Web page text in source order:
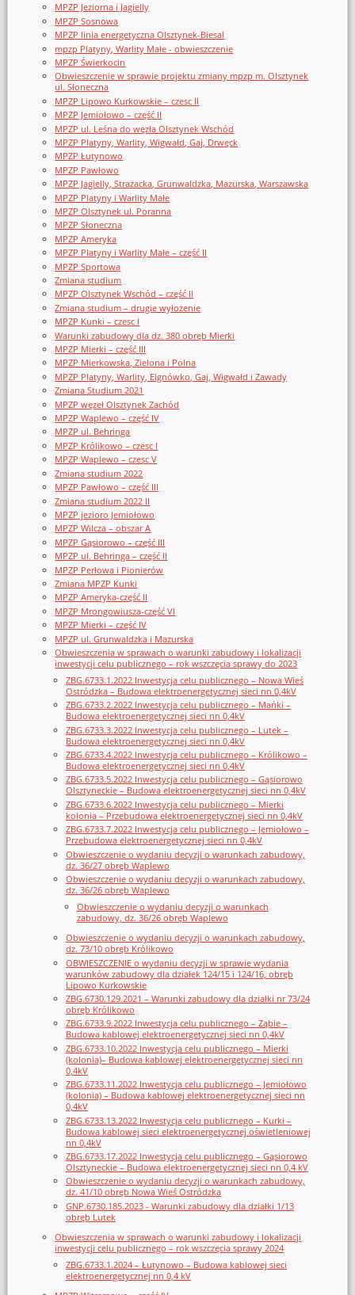
MPZP Jeziorna i Jagielly
MPZP Sosnowa
MPZP linia energetyczna Olsztynek-Biesal
mpzp Platyny, Warlity Małe - obwieszczenie
MPZP Świerkocin
Obwieszczenie w sprawie projektu zmiany mpzp m. Olsztynek
ul. Słoneczna
MPZP Lipowo Kurkowskie – czesc II
MPZP Jemiołowo – część II
MPZP ul. Leśna do węzła Olsztynek Wschód
MPZP Platyny, Warlity, Wigwałd, Gaj, Drwęck
MPZP Łutynowo
MPZP Pawłowo
MPZP Jagielly, Strazacka, Grunwaldzka, Mazurska, Warszawska
MPZP Platyny i Warlity Małe
MPZP Olsztynek ul. Poranna
MPZP Słoneczna
MPZP Ameryka
MPZP Platyny i Warlity Małe – część II
MPZP Sportowa
Zmiana studium
MPZP Olsztynek Wschód – część II
Zmiana studium – drugie wyłożenie
MPZP Kunki – czesc I
Warunki zabudowy dla dz. 380 obręb Mierki
MPZP Mierki – część III
MPZP Mierkowska, Zielona i Polna
MPZP Platyny, Warlity, Elgnówko, Gaj, Wigwałd i Zawady
Zmiana Studium 2021
MPZP węzeł Olsztynek Zachód
MPZP Waplewo – część IV
MPZP ul. Behringa
MPZP Królikowo – czesc I
MPZP Waplewo – czesc V
Zmiana studium 2022
MPZP Pawłowo – część III
Zmiana studium 2022 II
MPZP jezioro Jemiołowo
MPZP Wilcza – obszar A
MPZP Gąsiorowo – część III
MPZP ul. Behringa – część II
MPZP Perłowa i Pionierów
Zmiana MPZP Kunki
MPZP Ameryka-część II
MPZP Mrongowiusza-część VI
MPZP Mierki – część IV
MPZP ul. Grunwaldzka i Mazurska
Obwieszczenia w sprawach o warunki zabudowy i lokalizacji
inwestycji celu publicznego – rok wszczęcia sprawy do 2023
ZBG.6733.1.2022 Inwestycja celu publicznego – Nowa Wieś
Ostródzka – Budowa elektroenergetycznej sieci nn 0,4kV
ZBG.6733.2.2022 Inwestycja celu publicznego – Mańki –
Budowa elektroenergetycznej sieci nn 0,4kV
ZBG.6733.3.2022 Inwestycja celu publicznego – Lutek –
Budowa elektroenergetycznej sieci nn 0,4kV
ZBG.6733.4.2022 Inwestycja celu publicznego – Królikowo –
Budowa elektroenergetycznej sieci nn 0,4kV
ZBG.6733.5.2022 Inwestycja celu publicznego – Gąsiorowo
Olsztyneckie – Budowa elektroenergetycznej sieci nn 0,4kV
ZBG.6733.6.2022 Inwestycja celu publicznego – Mierki
kolonia – Przebudowa elektroenergetycznej sieci nn 0,4kV
ZBG.6733.7.2022 Inwestycja celu publicznego – Jemiołowo –
Przebudowa elektroenergetycznej sieci nn 0,4kV
Obwieszczenie o wydaniu decyzji o warunkach zabudowy,
dz. 36/27 obręb Waplewo
Obwieszczenie o wydaniu decyzji o warunkach zabudowy,
dz. 36/26 obręb Waplewo
Obwieszczenie o wydaniu decyzji o warunkach
zabudowy, dz. 36/26 obręb Waplewo
Obwieszczenie o wydaniu decyzji o warunkach zabudowy,
dz. 73/10 obręb Królikowo
OBWIESZCZENIE o wydaniu decyzji w sprawie wydania
warunków zabudowy dla działek 124/15 i 124/16, obręb
Lipowo Kurkowskie
ZBG.6730.129.2021 – Warunki zabudowy dla działki nr 73/24
obręb Królikowo
ZBG.6733.9.2022 Inwestycja celu publicznego – Ząbie –
Budowa kablowej elektroenergetycznej sieci nn 0,4kV
ZBG.6733.10.2022 Inwestycja celu publicznego – Mierki
(kolonia)– Budowa kablowej elektroenergetycznej sieci nn
0,4kV
ZBG.6733.11.2022 Inwestycja celu publicznego – Jemiołowo
(kolonia) – Budowa kablowej elektroenergetycznej sieci nn
0,4kV
ZBG.6733.13.2022 Inwestycja celu publicznego – Kurki –
Budowa kablowej sieci elektroenergetycznej oświetleniowej
nn 0,4kV
ZBG.6733.17.2022 Inwestycja celu publicznego – Gąsiorowo
Olsztyneckie – Budowa elektroenergetycznej sieci nn 0,4 kV
Obwieszczenie o wydaniu decyzji o warunkach zabudowy,
dz. 41/10 obręb Nowa Wieś Ostródzka
GNP.6730.185.2023 - Warunki zabudowy dla działki 1/13
obręb Lutek
Obwieszczenia w sprawach o warunki zabudowy i lokalizacji
inwestycji celu publicznego – rok wszczęcia sprawy 2024
ZBG.6733.1.2024 – Łutynowo – Budowa kablowej sieci
elektroenergetycznej nn 0,4 kV